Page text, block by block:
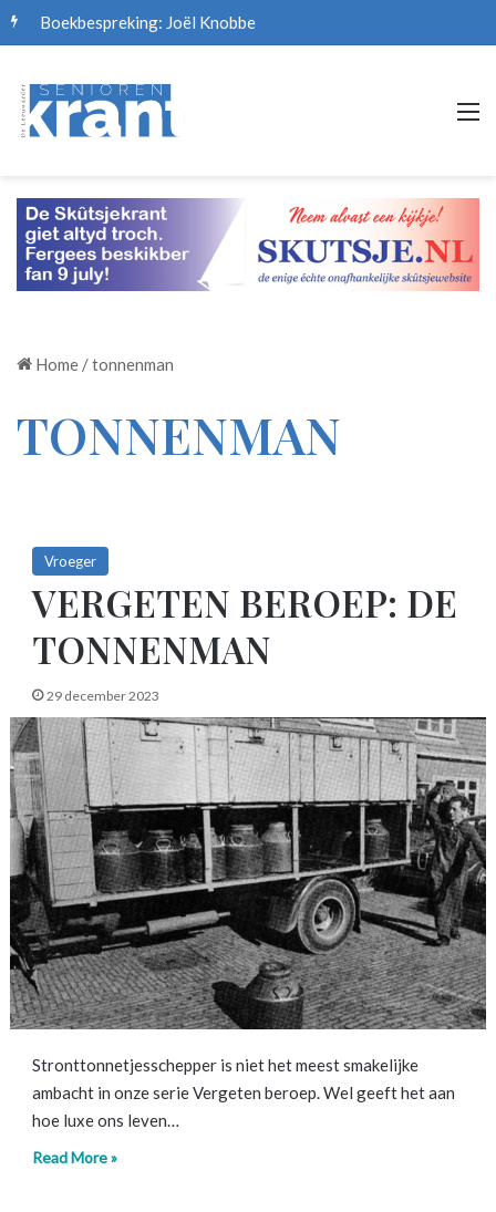
Home /tonnenman
TONNENMAN
Vroeger
VERGETEN BEROEP: DE
TONNENMAN
29 december 2023
Stronttonnetjesschepper is niet het meest smakelijke
ambacht in onze serie Vergeten beroep. Wel geeft het aan
hoe luxe ons leven…
Read More »